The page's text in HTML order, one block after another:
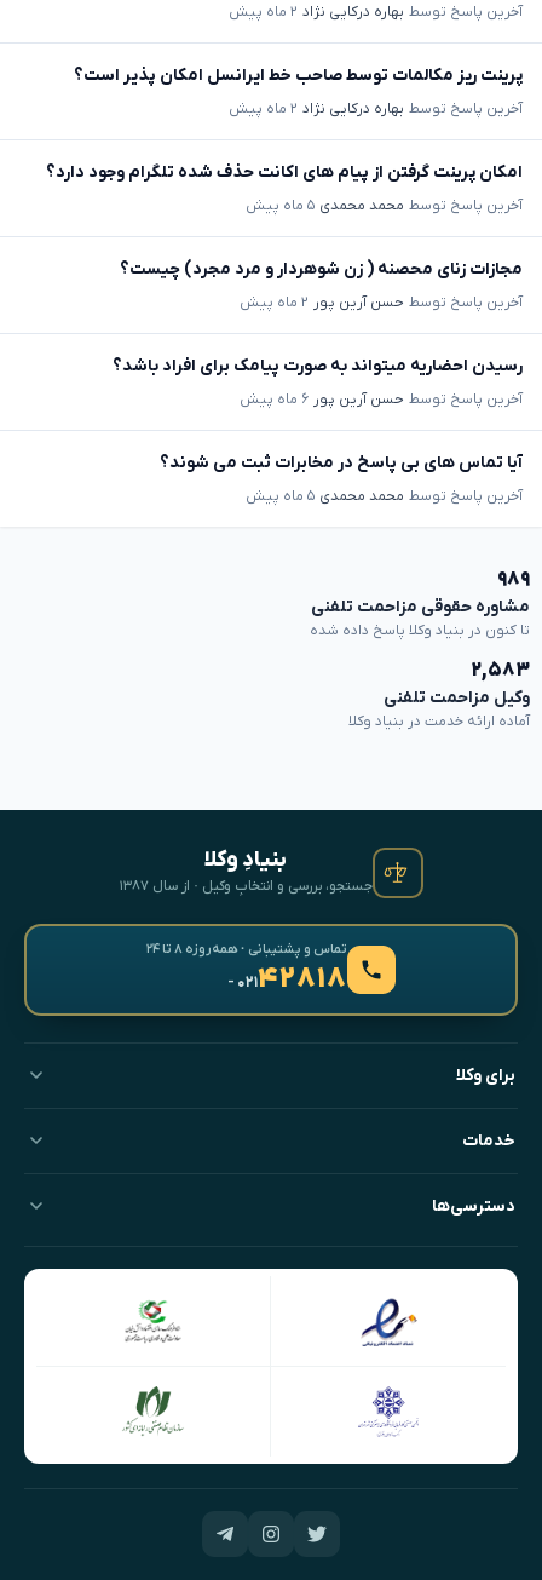
آخرین پاسخ توسط بهاره درکایی نژاد ۲ ماه پیش
پرینت ریز مکالمات توسط صاحب خط ایرانسل امکان پذیر است؟
آخرین پاسخ توسط بهاره درکایی نژاد ۲ ماه پیش
امکان پرینت گرفتن از پیام های اکانت حذف شده تلگرام وجود دارد؟
آخرین پاسخ توسط محمد محمدی ۵ ماه پیش
مجازات زنای محصنه ( زن شوهردار و مرد مجرد) چیست؟
آخرین پاسخ توسط حسن آرین پور ۲ ماه پیش
رسیدن احضاریه میتواند به صورت پیامک برای افراد باشد؟
آخرین پاسخ توسط حسن آرین پور ۶ ماه پیش
آیا تماس های بی پاسخ در مخابرات ثبت می شوند؟
آخرین پاسخ توسط محمد محمدی ۵ ماه پیش
۹۸۹
مشاوره حقوقی مزاحمت تلفنی
تا کنون در بنیاد وکلا پاسخ داده شده
۲,۵۸۳
وکیل مزاحمت تلفنی
آماده ارائه خدمت در بنیاد وکلا
بنیادِ وکلا
جستجو، بررسی و انتخابِ وکیل · از سال ۱۳۸۷
تماس و پشتیبانی · همه‌روزه ۸ تا ۲۴
۴۲۸۱۸- ۰۲۱
برای وکلا
خدمات
دسترسی‌ها